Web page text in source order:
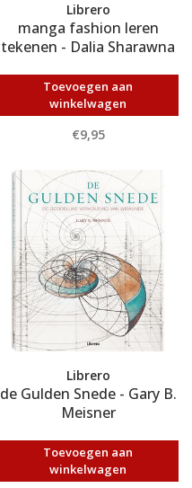
Librero
manga fashion leren
tekenen - Dalia Sharawna
Toevoegen aan
winkelwagen
€9,95
Librero
de Gulden Snede - Gary B.
Meisner
Toevoegen aan
winkelwagen